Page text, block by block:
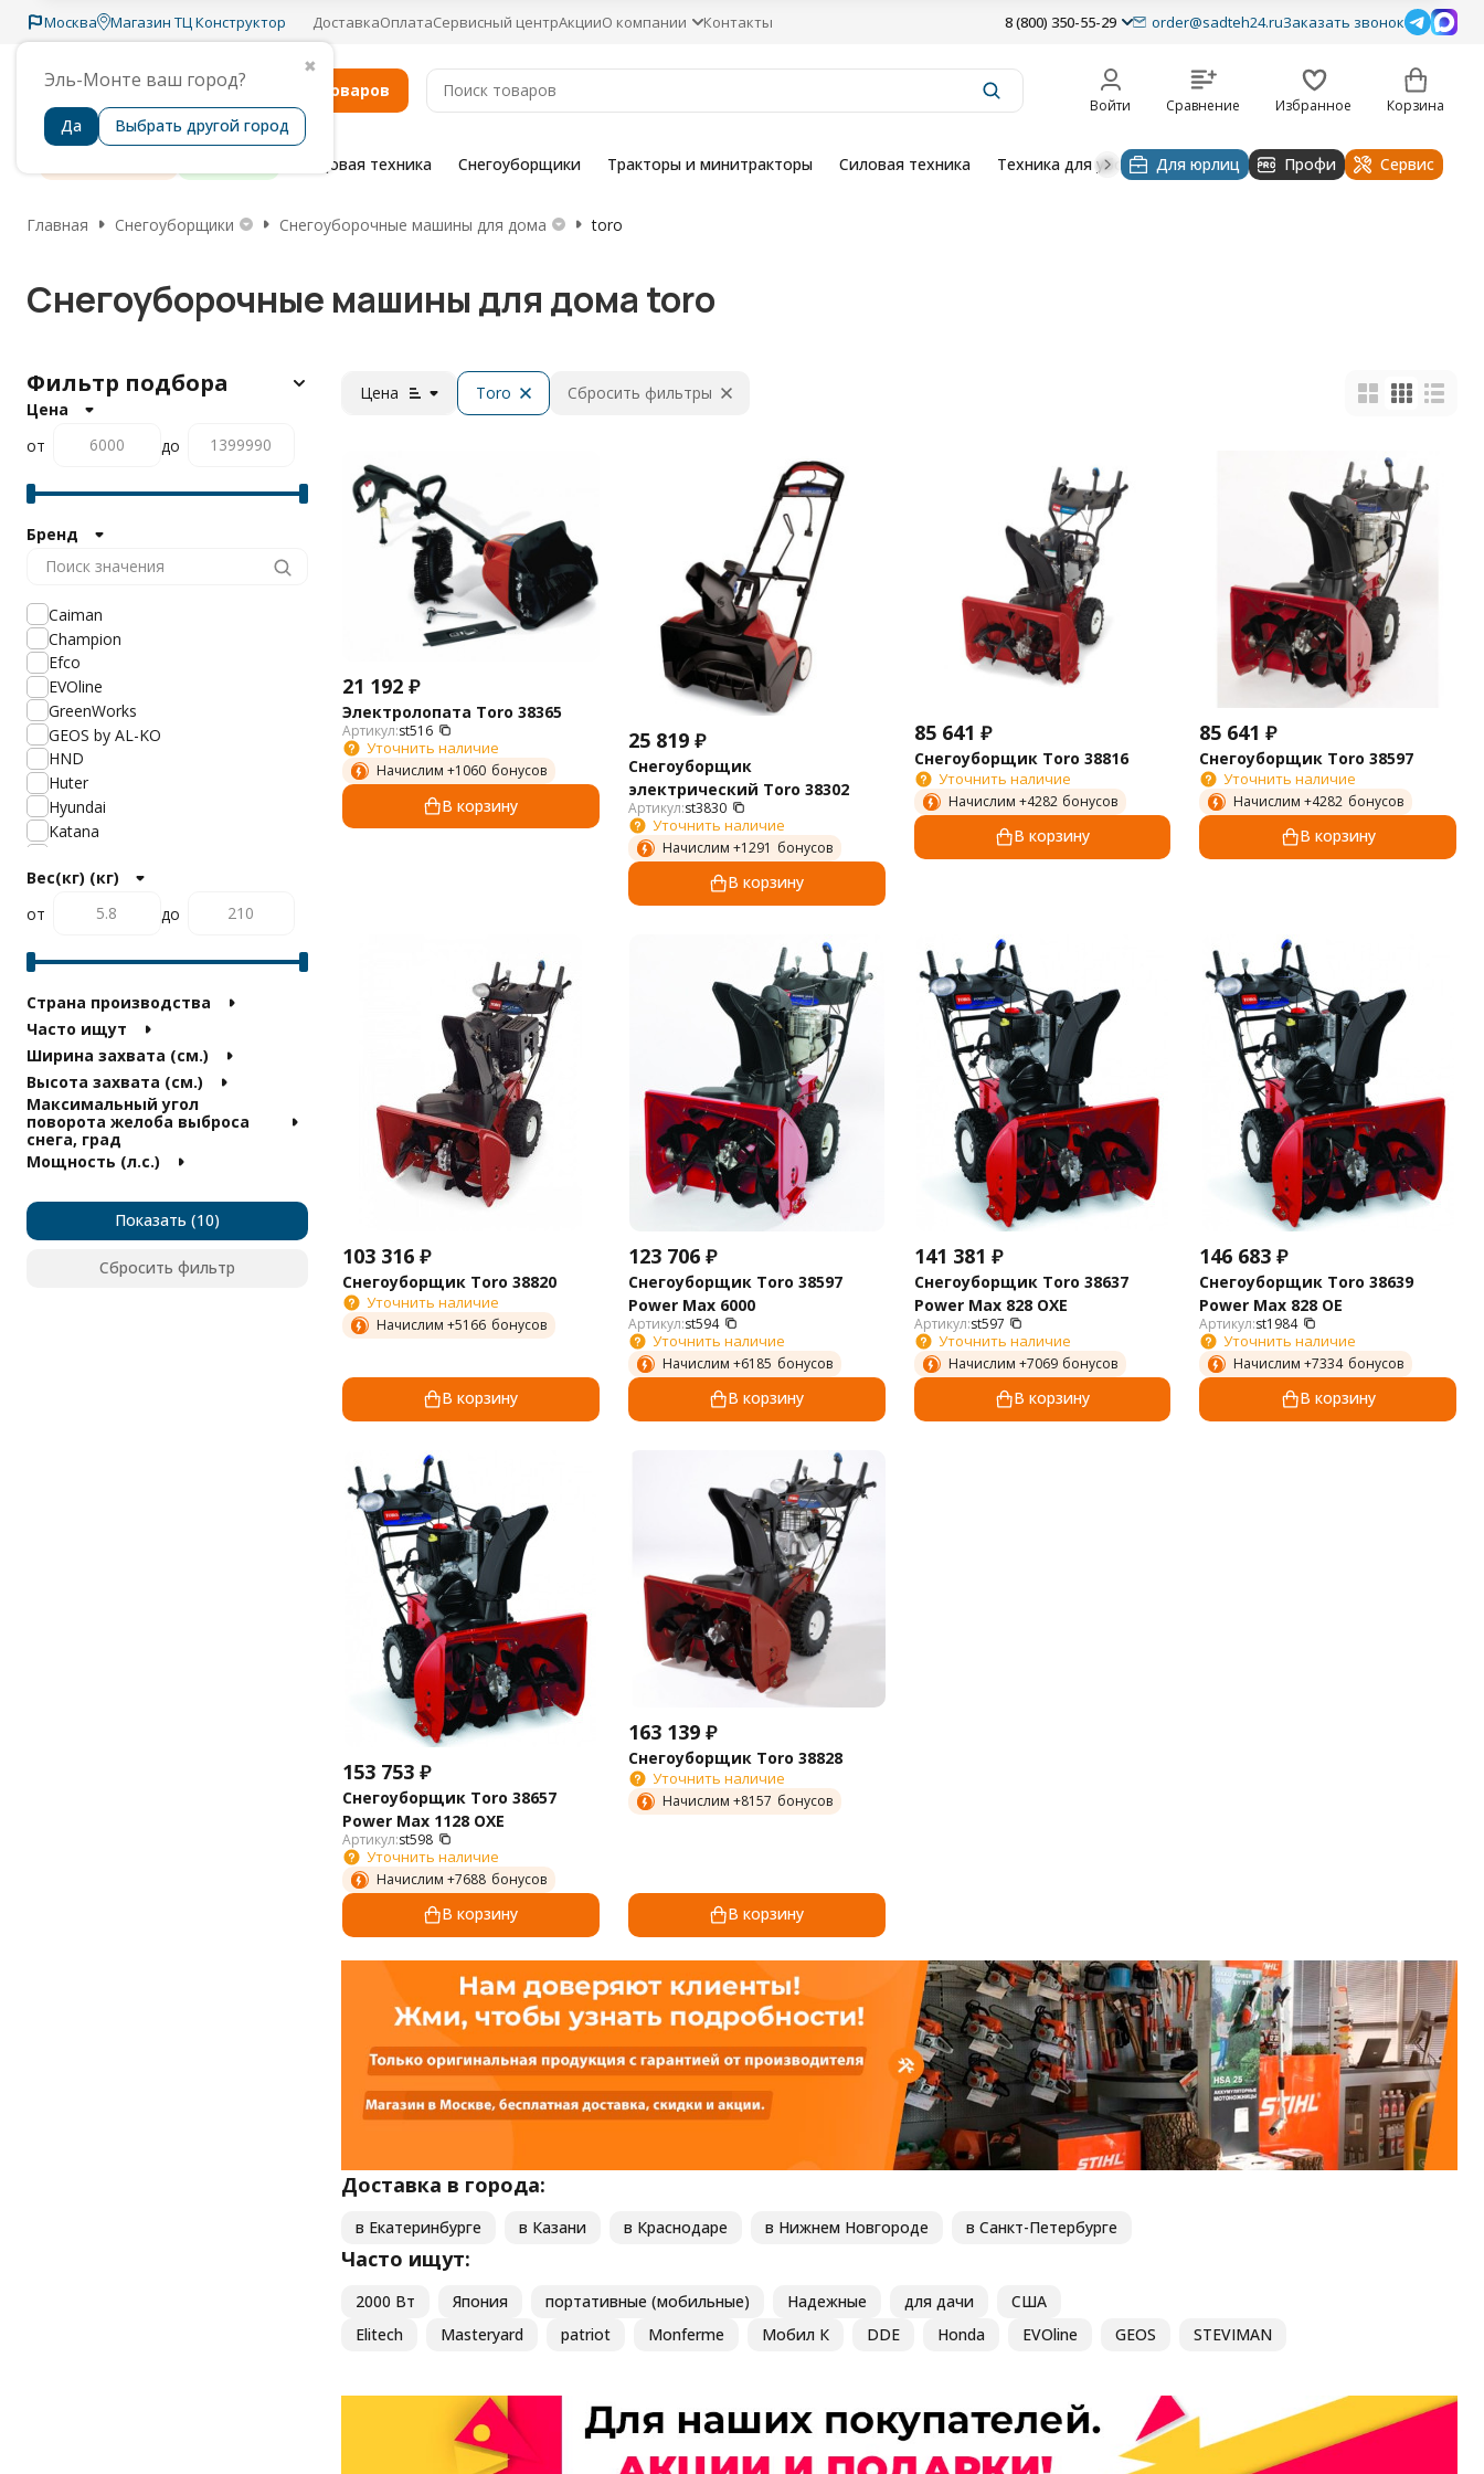
Москва
✖
Эль-Монте ваш город?
Да Выбрать другой город
Магазин ТЦ Конструктор ДоставкаОплатаСервисный центрАкцииО компании Контакты 8 (800) 350-55-29 order@sadteh24.ruЗаказать звонок
Каталог товаров
Войти Сравнение Избранное Корзина
Садовая техника Снегоуборщики Тракторы и минитракторы Силовая техника Техника для уборки Строительная техника
Для юрлиц Профи Сервис
Главная Снегоуборщики Снегоуборочные машины для дома toro
Снегоуборочные машины для дома toro
Цена Toro Сбросить фильтры
21 192 ₽
Электролопата Toro 38365
Артикул:st516
Уточнить наличие
Начислим +1060 бонусов
В корзину
25 819 ₽
Снегоуборщик
электрический Toro 38302
Артикул:st3830
Уточнить наличие
Начислим +1291 бонусов
В корзину
85 641 ₽
Снегоуборщик Toro 38816
Уточнить наличие
Начислим +4282 бонусов
В корзину
85 641 ₽
Снегоуборщик Toro 38597
Уточнить наличие
Начислим +4282 бонусов
В корзину
103 316 ₽
Снегоуборщик Toro 38820
Уточнить наличие
Начислим +5166 бонусов
В корзину
123 706 ₽
Снегоуборщик Toro 38597
Power Max 6000
Артикул:st594
Уточнить наличие
Начислим +6185 бонусов
В корзину
141 381 ₽
Снегоуборщик Toro 38637
Power Max 828 OXE
Артикул:st597
Уточнить наличие
Начислим +7069 бонусов
В корзину
146 683 ₽
Снегоуборщик Toro 38639
Power Max 828 OE
Артикул:st1984
Уточнить наличие
Начислим +7334 бонусов
В корзину
153 753 ₽
Снегоуборщик Toro 38657
Power Max 1128 OXE
Артикул:st598
Уточнить наличие
Начислим +7688 бонусов
В корзину
163 139 ₽
Снегоуборщик Toro 38828
Уточнить наличие
Начислим +8157 бонусов
В корзину
Доставка в города:
в Екатеринбурге в Казани в Краснодаре в Нижнем Новгороде в Санкт-Петербурге
Часто ищут:
2000 Вт Япония портативные (мобильные) Надежные для дачи
США
Elitech
Masteryard patriot Monferme Мобил К DDE Honda EVOline GEOS STEVIMAN
Фильтр подбора
Цена
от
до
Бренд
Caiman
Champion
Efco
EVOline
GreenWorks
GEOS by AL-KO
HND
Huter
Hyundai
Katana
MasterYard
Ресанта
Калибр
AL-KO
Cub Cadet
Daewoo
Honda
Husqvarna
Fujii
Вес(кг) (кг)
от
до
Страна производства
Часто ищут
Ширина захвата (см.)
Высота захвата (см.)
Максимальный угол
поворота желоба выброса
снега, град
Мощность (л.с.)
Показать
Сбросить фильтр